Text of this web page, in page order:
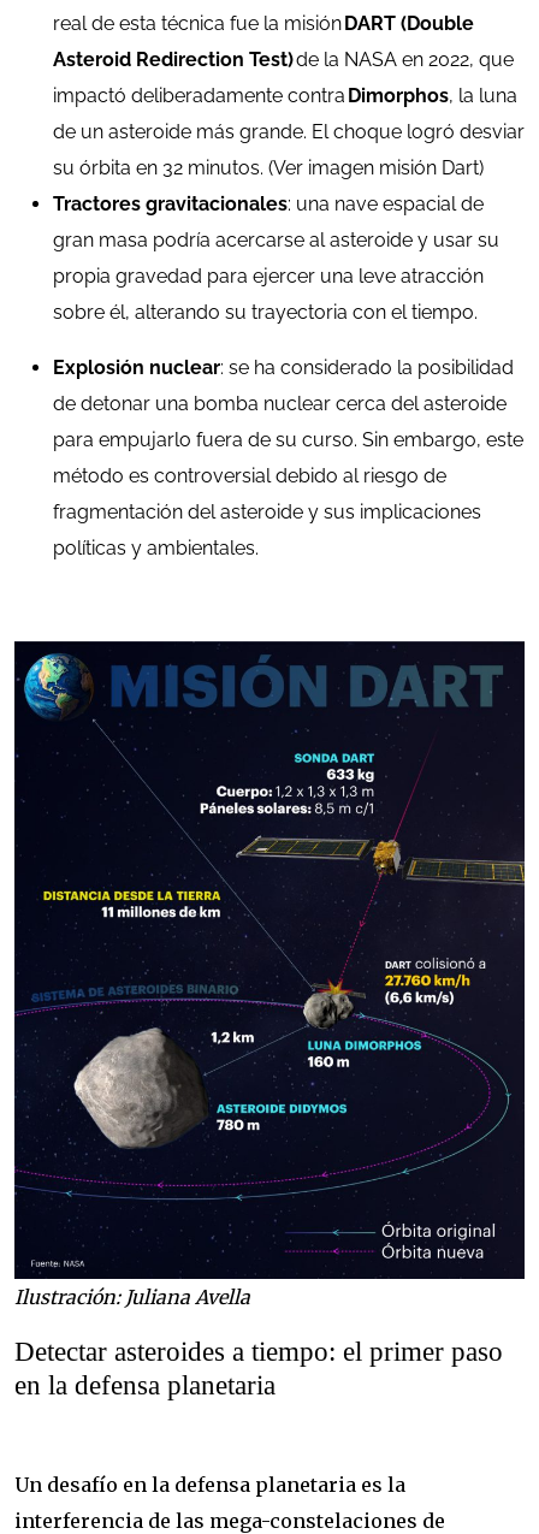
real de esta técnica fue la misiónDART (Double
Asteroid Redirection Test)de la NASA en 2022, que
impactó deliberadamente contra Dimorphos, la luna
de un asteroide más grande. El choque logró desviar
su órbita en 32 minutos. (Ver imagen misión Dart)
Tractores gravitacionales: una nave espacial de
gran masa podría acercarse al asteroide y usar su
propia gravedad para ejercer una leve atracción
sobre él, alterando su trayectoria con el tiempo.
Explosión nuclear: se ha considerado la posibilidad
de detonar una bomba nuclear cerca del asteroide
para empujarlo fuera de su curso. Sin embargo, este
método es controversial debido al riesgo de
fragmentación del asteroide y sus implicaciones
políticas y ambientales.
Ilustración: Juliana Avella
Detectar asteroides a tiempo: el primer paso
en la defensa planetaria
Un desafío en la defensa planetaria es la
interferencia de las mega-constelaciones de